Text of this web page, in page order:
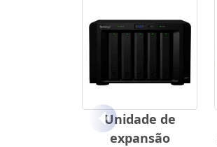
Unidade de
expansão
Anterior